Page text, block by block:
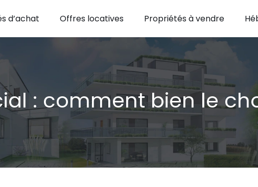
d’achat Offres locatives Propriétés à vendre
: comment bien le